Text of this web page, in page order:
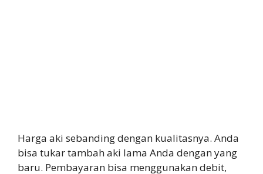
Harga aki sebanding dengan kualitasnya. Anda
bisa tukar tambah aki lama Anda dengan yang
baru. Pembayaran bisa menggunakan debit,